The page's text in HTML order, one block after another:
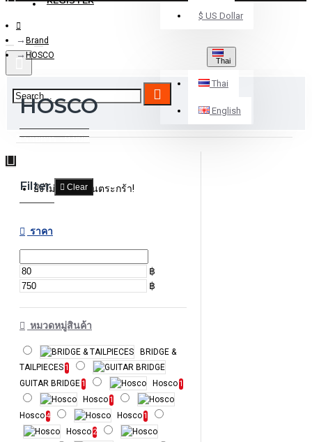
$ US Dollar
Thai
Thai
English
0 รายการ - 0.00฿
ยังไม่มีสินค้าในตระกร้า!
Brand
HOSCO
HOSCO
Filter Clear
ราคา
฿
฿
หมวดหมู่สินค้า
BRIDGE &
TAILPIECES 1
GUITAR BRIDGE 1 Hosco 1
Hosco 1
Hosco4 Hosco 1
Hosco 2